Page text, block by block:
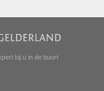
bij u in de buurt